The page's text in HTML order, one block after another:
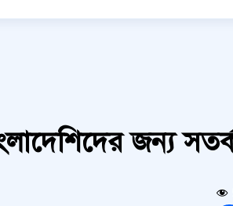
জন্য